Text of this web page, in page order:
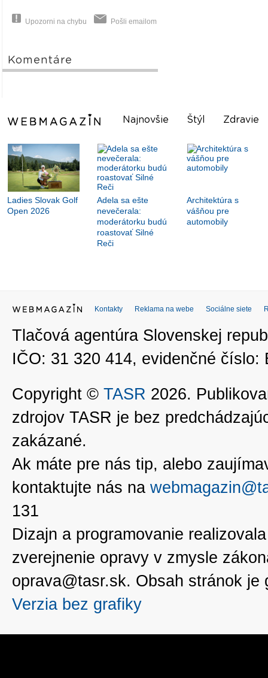
Upozorni na chybu Pošli emailom
Komentáre
Najnovšie Štýl Zdravie
Ladies Slovak Golf
Open 2026
Adela sa ešte
nevečerala:
moderátorku budú
roastovať Silné
Reči
Architektúra s
vášňou pre
automobily
Kontakty Reklama na webe Sociálne siete
Tlačová agentúra Slovenskej
IČO: 31 320 414, evidenčné číslo:
Copyright © TASR 2026.
zdrojov TASR je bez
zakázané.
Ak máte pre nás tip, alebo
kontaktujte nás na
131
Dizajn a programovanie
zverejnenie opravy v zmysle
oprava@tasr.sk. Obsah stránok
Verzia bez grafiky